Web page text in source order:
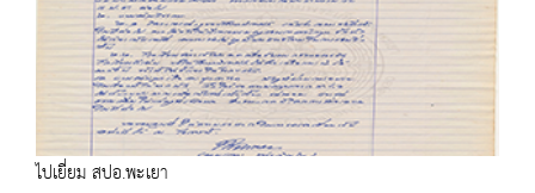
ไปเยี่ยม สปอ.พะเยา